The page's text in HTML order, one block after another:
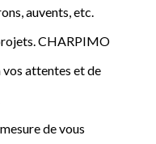
auvents, etc.
CHARPIMO
vos attentes et de
de vous